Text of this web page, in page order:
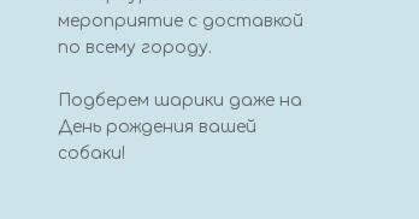
мероприятие с доставкой
по всему городу.
Подберем шарики даже на
День рождения вашей
собаки!